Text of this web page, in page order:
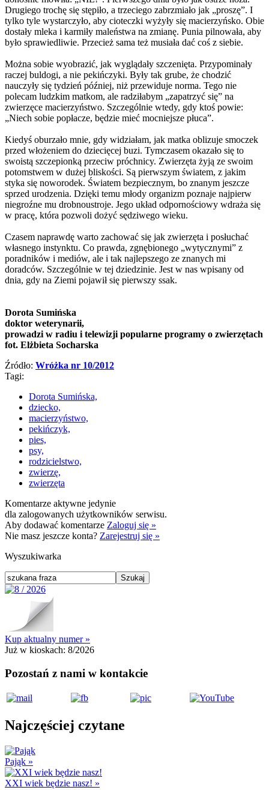
Drugiego trochę się stępiło, a trzeciego zabrzmiało jak „proszę”. I
tylko tyle wystarczyło, aby cioteczki wyżyły się macierzyńsko. Obie
dostały mleka i karmiły maleństwa na zmianę. Punia pilnowała, aby
było sprawiedliwie. Przecież sama też musiała dać coś z siebie.
Można sobie wyobrazić, jak wyglądały szczenięta. Przypominały
raczej buldogi, a nie pekińczyki. Były tak grube, że chodzić
nauczyły się tydzień później, niż przewiduje norma. Tego nie
polecam ludzkim matkom, ale radziłabym „zapatrzyć się” na
zwierzęce macierzyństwo. Szczególnie wtedy, gdy ktoś powie:
„Niech sobie popłacze, będzie mieć mocniejsze płuca”.
Kiedyś oburzało mnie, gdy widziałam, jak matka oblizuje smoczek
przed włożeniem do dziecięcej buzi. Tymczasem okazało się to
swoistą szczepionką przeciw próchnicy. Zwierzęta żyją ze swoim
potomstwem w dużej bliskości. Są pierwszym światem, z jakim
styka się noworodek. Światem bezpiecznym, bo znanym jeszcze
sprzed urodzenia. Dzięki temu młody organizm poznaje najpierw
niegroźne mu drobnoustroje. Jego układ odpornościowy wdraża się
w pracę, która pozwoli dożyć sędziwego wieku.
Czasem naprawdę warto zachować się jak zwierzęta i posłuchać
własnego instynktu. Co prawda, zgnębionego „wytycznymi” z
poradników i mediów, ale i tak najlepszego ze znanych mi
doradców. Szczególnie w tej dziedzinie. Jest w nas wpisany od
dnia, gdy na Ziemi pojawił się pierwszy ssak.
Dorota Sumińska
doktor weterynarii,
prowadzi w radiu i telewizji popularne programy o zwierzętach
fot. Elżbieta Socharska
Źródło: Wróżka nr 10/2012
Tagi:
Dorota Sumińska,
dziecko,
macierzyństwo,
pekińczyk,
pies,
psy,
rodzicielstwo,
zwierzę,
zwierzęta
Komentarze aktywne jedynie
dla zalogowanych użytkowników serwisu.
Aby dodawać komentarze Zaloguj się »
Nie masz jeszcze konta? Zarejestruj się »
Wyszukiwarka
Kup aktualny numer »
Już w kioskach: 8/2026
Pozostań z nami w kontakcie
Najczęściej czytane
Pająk »
XXI wiek będzie nasz! »